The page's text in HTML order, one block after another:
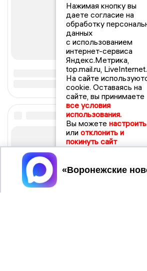
Нажимая кнопку вы
даете согласие на
обработку
данных
с использованием
интернет-сервиса
Яндекс.Метрика,
top.mail.ru, LiveInternet.
На сайте
cookie. Оставаясь на
сайте, вы принимаете
все условия
использования.
Вы можете настроить
или отклонить и
покинуть сайт
Принять